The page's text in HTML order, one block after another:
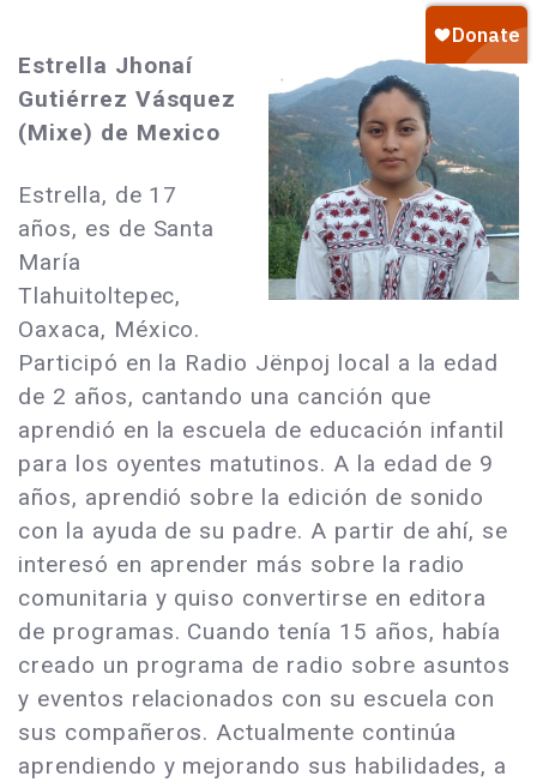
Estrella Jhonaí
Gutiérrez Vásquez
(Mixe) de Mexico
Estrella, de 17
años, es de Santa
María
Tlahuitoltepec,
Oaxaca, México.
Participó en la Radio Jënpoj local a la edad
de 2 años, cantando una canción que
aprendió en la escuela de educación infantil
para los oyentes matutinos. A la edad de 9
años, aprendió sobre la edición de sonido
con la ayuda de su padre. A partir de ahí, se
interesó en aprender más sobre la radio
comunitaria y quiso convertirse en editora
de programas. Cuando tenía 15 años, había
creado un programa de radio sobre asuntos
y eventos relacionados con su escuela con
sus compañeros. Actualmente continúa
aprendiendo y mejorando sus habilidades, a